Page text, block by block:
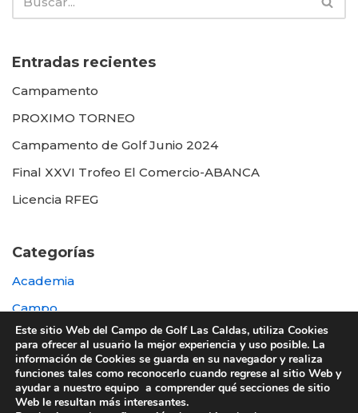
Entradas recientes
Campamento
PROXIMO TORNEO
Campamento de Golf Junio 2024
Final XXVI Trofeo El Comercio-ABANCA
Licencia RFEG
Categorías
Academia
Campo
Destacada
Otras
Este sitio Web del Campo de Golf Las Caldas, utiliza Cookies
para ofrecer al usuario la mejor experiencia y uso posible. La
información de Cookies se guarda en su navegador y realiza
funciones tales como reconocerlo cuando regrese al sitio Web y
ayudar a nuestro equipo a comprender qué secciones de sitio
Web le resultan más interesantes.